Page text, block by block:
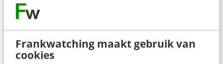
Frankwatching maakt gebruik van
cookies
stel je je kwetsbaar op als je je KPI’s moet
niet hebben van KPI’s een mooie vorm van
kwetsbaarheid? Of juist het wel hebben ervan